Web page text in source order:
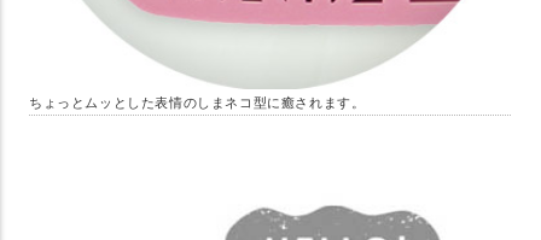
ちょっとムッとした表情のしまネコ型に癒されます。